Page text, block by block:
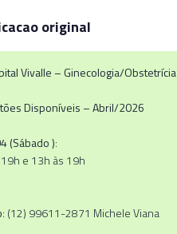
original
Vivalle – Ginecologia/Obstetrícia
Disponíveis – Abril/2026
(Sábado ):
e 13h às 19h
: (12) 99611-2871 Michele Viana